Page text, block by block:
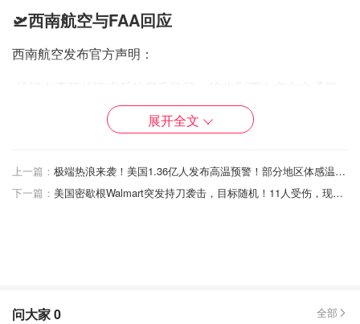
🛫西南航空与FAA回应
西南航空发布官方声明：
报，并立即采取合规机动应对。航班安全抵达目的地，我们
正与FAA合作了解更多情况。”
美国联邦航空管理局（FAA）确认事件属实，已展开正式调
查。伯班克机场方面表示“并无证据表明事件发生在其直接
空域”。
展开全文
上一篇：
极端热浪来袭！美国1.36亿人发布高温预警！部分地区体感温度飙破46℃
下一篇：
美国密歇根Walmart突发持刀袭击，目标随机！11人受伤，现场混乱如战场
问大家0 全部